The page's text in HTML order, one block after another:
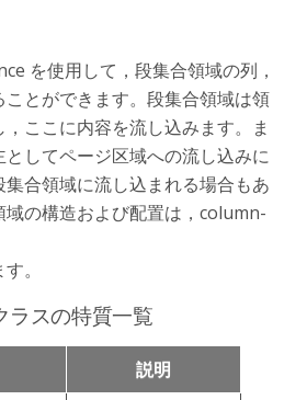
を使用して，段集合領域の列，
とができます。段集合領域は領
ここに内容を流し込みます。ま
してページ区域への流し込みに
合領域に流し込まれる場合もあ
域の構造および配置は，column-
。
クラスの特質一覧
説明